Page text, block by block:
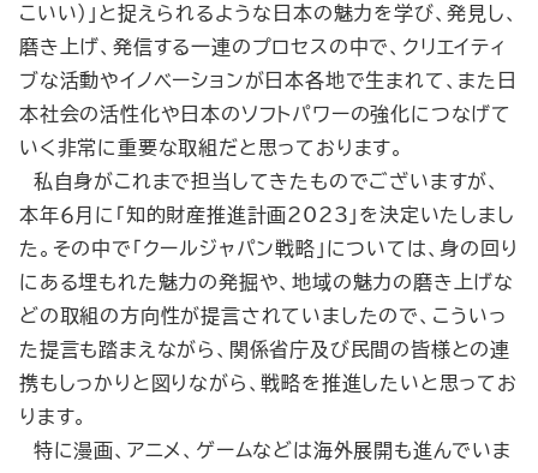
こいい）」と捉えられるような日本の魅力を学び、発見し、
磨き上げ、発信する一連のプロセスの中で、クリエイティ
ブな活動やイノベーションが日本各地で生まれて、また日
本社会の活性化や日本のソフトパワーの強化につなげて
いく非常に重要な取組だと思っております。
私自身がこれまで担当してきたものでございますが、
本年６月に「知的財産推進計画2023」を決定いたしまし
た。その中で「クールジャパン戦略」については、身の回り
にある埋もれた魅力の発掘や、地域の魅力の磨き上げな
どの取組の方向性が提言されていましたので、こういっ
た提言も踏まえながら、関係省庁及び民間の皆様との連
携もしっかりと図りながら、戦略を推進したいと思ってお
ります。
特に漫画、アニメ、ゲームなどは海外展開も進んでいま